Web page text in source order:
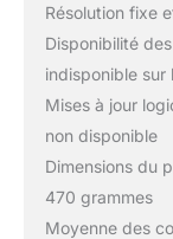
Résolution fixe
Disponibilité
indisponible sur
Mises à jour
non disponible
Dimensions du
470 grammes
Moyenne des